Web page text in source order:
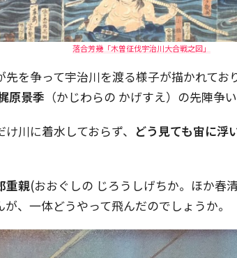
落合芳幾「木曽征伐宇治川大合戦之図」
先を争って宇治川を渡る様子が描かれてお
原景季 （かじわらの かげすえ）の先陣争
川に着水しておらず、 どう見ても宙に浮
重親(おおぐしの じろうしげちか。ほか春
、一体どうやって飛んだのでしょうか。